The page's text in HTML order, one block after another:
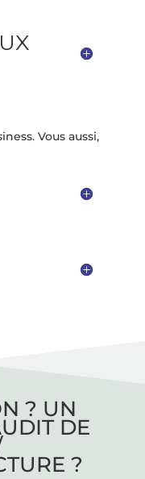
Vous aussi,
? UN
DE
?